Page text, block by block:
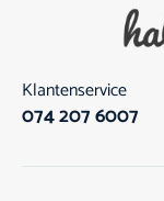
Klantenservice
074 207 6007